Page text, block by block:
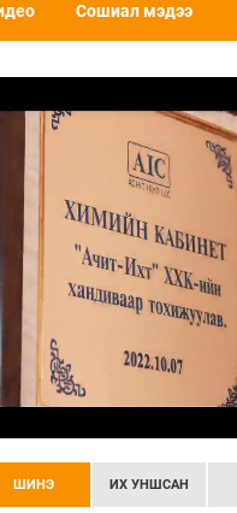
Сошиал мэдээ
ШИНЭ ИХ УНШСАН